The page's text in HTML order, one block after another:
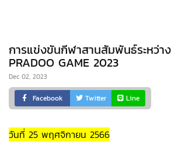
การแข่งขันกีฬาสานสัมพันธ์ระหว่า
PRADOO GAME 2023
Dec 02, 2023
Facebook Twitter Line
วันที่ 25 พฤศจิกายน 2566